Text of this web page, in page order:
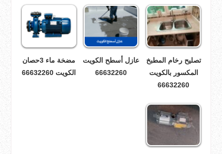
تصليح رخام المطبخ
المكسور بالكويت
66632260
عازل أسطح الكويت
66632260
مضخة ماء 3حصان
الكويت 66632260